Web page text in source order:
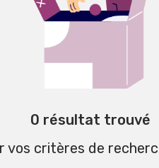
0 résultat trouvé
vos critères de